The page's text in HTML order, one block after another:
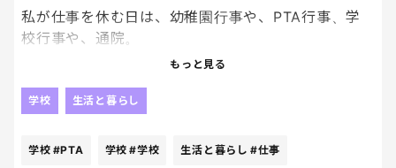
私が仕事を休む日は、幼稚園行事や、PTA行事、学
校行事や、通院。
だから、だらだらする日はないのだ。
いいえ。
私の休みって一体なんなんだろう？
もっと見る
学校 生活と暮らし
学校 #PTA 学校 #学校 生活と暮らし #仕事